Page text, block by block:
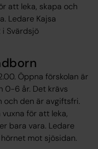
att leka, skapa och
Ledare Kajsa
i Svärdsjö
Öppna förskolan är
0-6 år. Det krävs
och den är avgiftsfri.
för att leka,
bara vara. Ledare
mot sjösidan.